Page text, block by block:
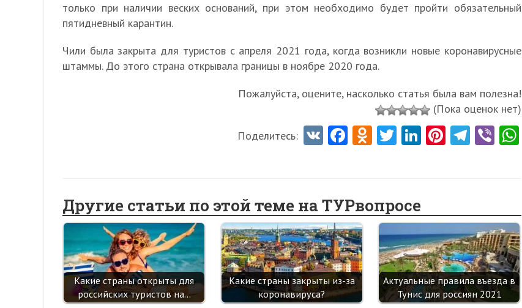
только при наличии веских оснований, при этом необходимо будет пройти обязательный
пятидневный карантин.
Чили была закрыта для туристов с апреля 2021 года, когда возникли новые коронавирусные
штаммы. До этого страна открывала границы в ноябре 2020 года.
Пожалуйста, оцените, насколько статья была вам полезна!
(Пока оценок нет)
Поделитесь:
VFa
o
k
O
kl
as
sn
ik
i
T Li
n
Pi
t
Te
m
Vi
Другие статьи по этой теме на ТУРвопросе
Какие страны открыты для
российских туристов на…
Какие страны закрыты из-за
коронавируса?
Актуальные правила въезда в
Тунис для россиян 2021